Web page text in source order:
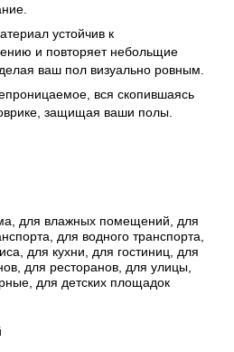
устойчив к
и повторяет небольщие
ваш пол визуально ровным.
вся скопившаясь
защищая ваши полы.
для влажных помещений, для
для водного транспорта,
для кухни, для гостиниц, для
для ресторанов, для улицы,
для детских площадок